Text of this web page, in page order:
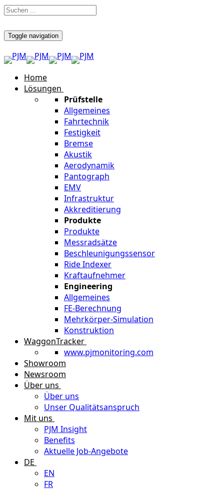
Toggle navigation
Home
Lösungen
Prüfstelle
Allgemeines
Fahrtechnik
Festigkeit
Bremse
Akustik
Aerodynamik
Pantograph
EMV
Infrastruktur
Akkreditierung
Produkte
Produkte
Messradsätze
Beschleunigungssensor
Ride Indexer
Kraftaufnehmer
Engineering
Allgemeines
FE-Berechnung
Mehrkörper-Simulation
Konstruktion
WaggonTracker
www.pjmonitoring.com
Showroom
Newsroom
Über uns
Über uns
Unser Qualitätsanspruch
Mit uns
PJM Insight
Benefits
Aktuelle Job-Angebote
DE
EN
FR